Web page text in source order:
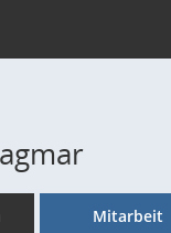
Mitarbeit